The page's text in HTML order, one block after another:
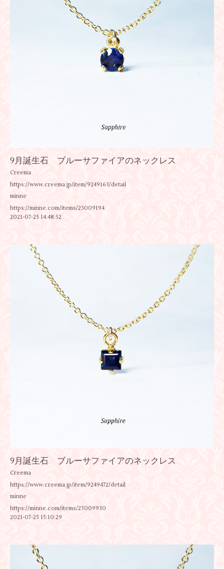
9月誕生石 ブルーサファイアのネックレス
Creema
https://www.creema.jp/item/9249163/detail
minne
https://minne.com/items/23009194
2021-07-25 14:48:52
9月誕生石 ブルーサファイアのネックレス
Creema
https://www.creema.jp/item/9249472/detail
minne
https://minne.com/items/23009930
2021-07-25 15:10:29